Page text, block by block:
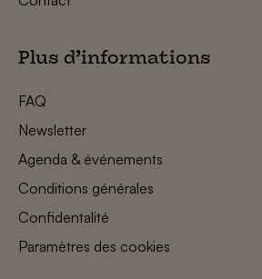
Plus d’informations
FAQ
Newsletter
Agenda & événements
Conditions générales
Confidentalité
Paramètres des cookies